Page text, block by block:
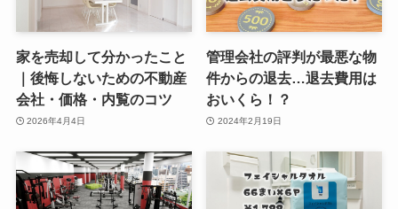
家を売却して分かったこと
｜後悔しないための不動産
会社・価格・内覧のコツ
2026年4月4日
管理会社の評判が最悪な物
件からの退去…退去費用は
おいくら！？
2024年2月19日